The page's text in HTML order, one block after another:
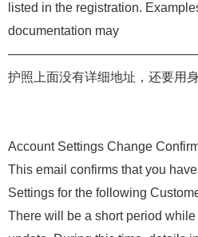
listed in the registration.
documentation may
护照上面没有详细地址，还要用
Account Settings Change
This email confirms that you
Settings for the following
There will be a short period